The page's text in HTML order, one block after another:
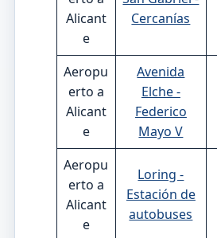
Alicant
e
Cercanías
Aeropu
erto a
Alicant
e
Avenida
Elche -
Federico
Mayo V
Aeropu
erto a
Alicant
e
Loring -
Estación de
autobuses